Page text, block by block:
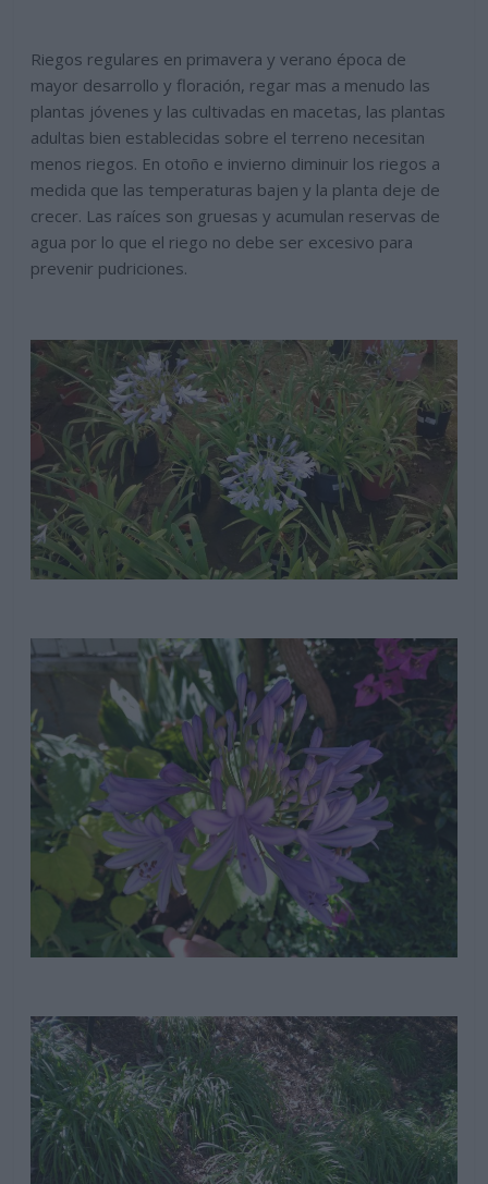
Riegos regulares en primavera y verano época de
mayor desarrollo y floración, regar mas a menudo las
plantas jóvenes y las cultivadas en macetas, las plantas
adultas bien establecidas sobre el terreno necesitan
menos riegos. En otoño e invierno diminuir los riegos a
medida que las temperaturas bajen y la planta deje de
crecer. Las raíces son gruesas y acumulan reservas de
agua por lo que el riego no debe ser excesivo para
prevenir pudriciones.